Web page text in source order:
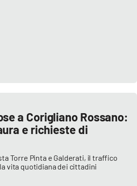
a Corigliano Rossano:
e richieste di
Torre Pinta e Galderati, il traffico
vita quotidiana dei cittadini